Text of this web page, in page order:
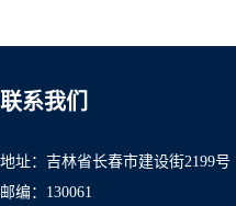
联系我们
地址：吉林省长春市建设街2199号
邮编：130061